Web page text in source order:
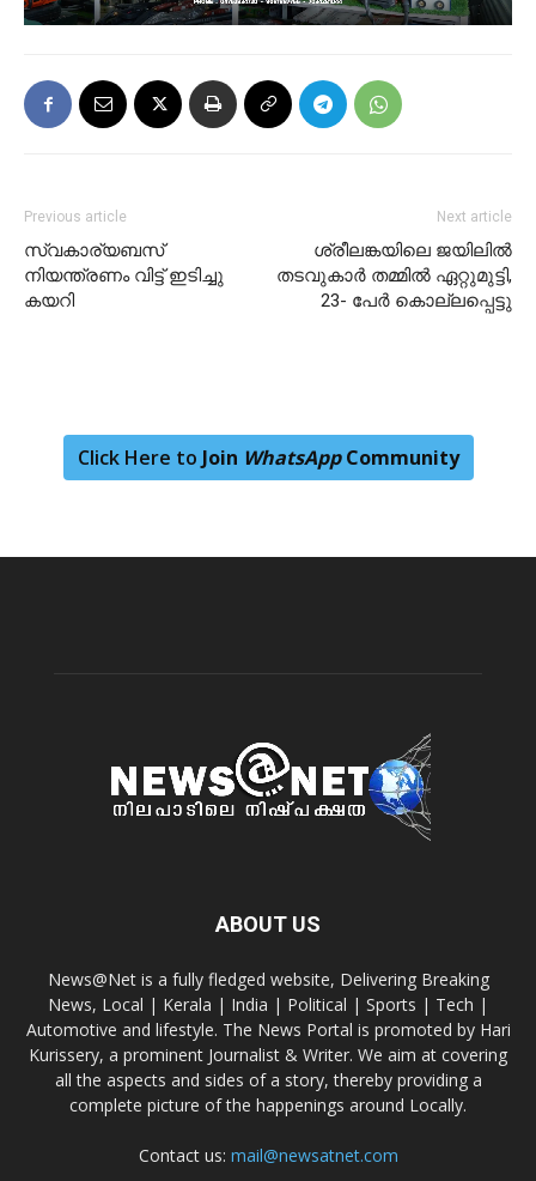
Previous article
സ്വകാര്യബസ്
നിയന്ത്രണം വിട്ട് ഇടിച്ചു
കയറി
Next article
ശ്രീലങ്കയിലെ ജയിലിൽ
തടവുകാർ തമ്മിൽ ഏറ്റുമുട്ടി,
23- പേർ കൊല്ലപ്പെട്ടു
Click Here to Join WhatsAppCommunity
ABOUT US
News@Net is a fully fledged website, Delivering Breaking
News, Local | Kerala | India | Political | Sports | Tech |
Automotive and lifestyle. The News Portal is promoted by Hari
Kurissery, a prominent Journalist & Writer. We aim at covering
all the aspects and sides of a story, thereby providing a
complete picture of the happenings around Locally.
Contact us: mail@newsatnet.com